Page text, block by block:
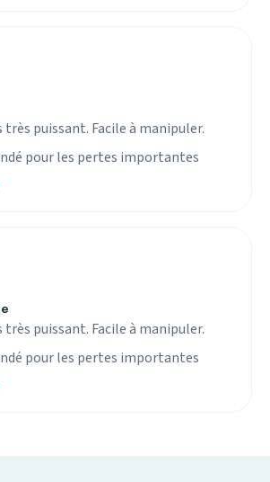
très puissant. Facile à manipuler.
pour les pertes importantes
très puissant. Facile à manipuler.
pour les pertes importantes